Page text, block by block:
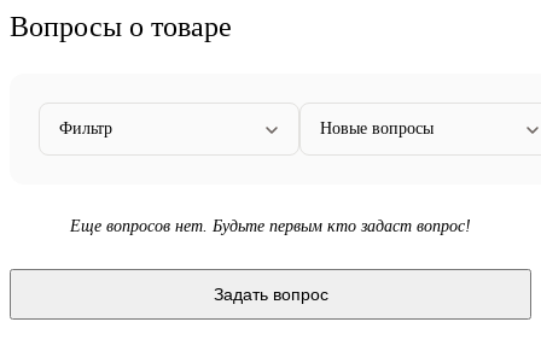
Вопросы о товаре
Фильтр Новые вопросы
Еще вопросов нет. Будьте первым кто задаст вопрос!
Задать вопрос